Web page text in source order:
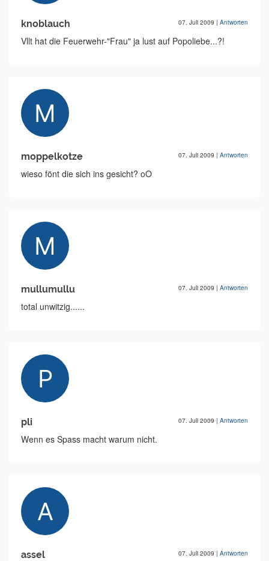
knoblauch 07. Juli 2009 | Antworten
Vllt hat die Feuerwehr-"Frau" ja lust auf Popoliebe...?!
moppelkotze 07. Juli 2009 | Antworten
wieso fönt die sich ins gesicht? oO
mullumullu 07. Juli 2009 | Antworten
total unwitzig......
pli 07. Juli 2009 | Antworten
Wenn es Spass macht warum nicht.
assel 07. Juli 2009 | Antworten